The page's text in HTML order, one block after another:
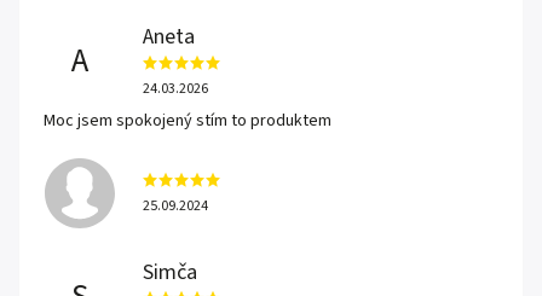
A
Aneta
24.03.2026
Moc jsem spokojený stím to produktem
25.09.2024
Simča